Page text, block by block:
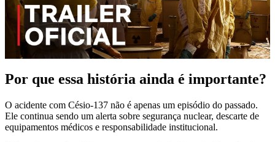
Por que essa história ainda é importante?
O acidente com Césio-137 não é apenas um episódio do passado.
Ele continua sendo um alerta sobre segurança nuclear, descarte de
equipamentos médicos e responsabilidade institucional.